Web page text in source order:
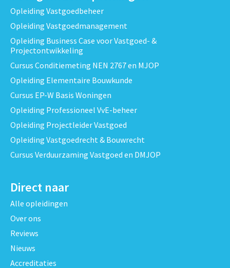
Opleiding Vastgoedbeheer
Opleiding Vastgoedmanagement
Opleiding Business Case voor Vastgoed- &
Projectontwikkeling
Cursus Conditiemeting NEN 2767 en MJOP
Opleiding Elementaire Bouwkunde
Cursus EP-W Basis Woningen
Opleiding Professioneel VvE-beheer
Opleiding Projectleider Vastgoed
Opleiding Vastgoedrecht & Bouwrecht
Cursus Verduurzaming Vastgoed en DMJOP
Direct naar
Alle opleidingen
Over ons
Reviews
Nieuws
Accreditaties